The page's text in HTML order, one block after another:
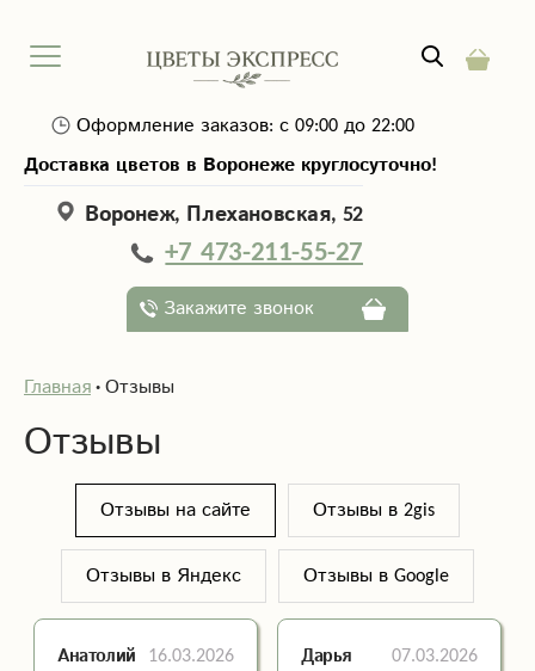
Оформление заказов: с 09:00 до 22:00
Доставка цветов в Воронеже круглосуточно!
Воронеж, Плехановская, 52
+7 473-211-55-27
Закажите звонок
Главная Отзывы
Отзывы
Отзывы на сайте Отзывы в 2gis
Отзывы в Яндекс Отзывы в Google
Анатолий 16.03.2026 Дарья 07.03.2026